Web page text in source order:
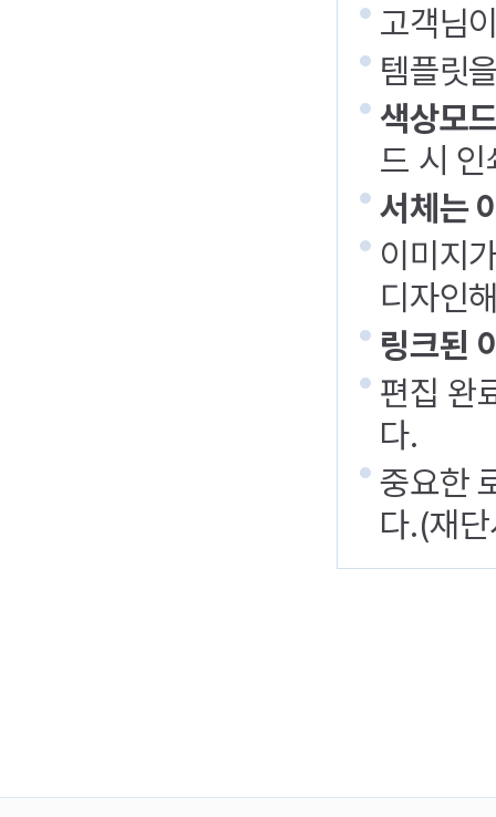
고객님
템플릿
색상모
드 시
서체는
이미지
디자인
링크된
편집 완
다.
중요한
다.(재